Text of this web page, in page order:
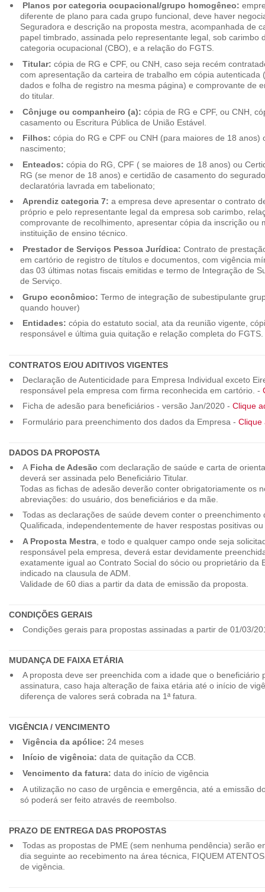
Planos por categoria ocupacional/grupo homogêneo:
diferente de plano para cada grupo funcional, deve haver
Seguradora e descrição na proposta mestra, acompanhada de
papel timbrado, assinada pelo representante legal, sob carimbo
categoria ocupacional (CBO), e a relação do FGTS.
Titular: cópia de RG e CPF, ou CNH, caso seja recém
com apresentação da carteira de trabalho em cópia autenticada
dados e folha de registro na mesma página) e comprovante de
do titular.
Cônjuge ou companheiro (a): cópia de RG e CPF, ou CNH,
casamento ou Escritura Pública de União Estável.
Filhos: cópia do RG e CPF ou CNH (para maiores de 18 anos)
nascimento;
Enteados: cópia do RG, CPF ( se maiores de 18 anos) ou
RG (se menor de 18 anos) e certidão de casamento do
declaratória lavrada em tabelionato;
Aprendiz categoria 7: a empresa deve apresentar o contrato
próprio e pelo representante legal da empresa sob carimbo,
comprovante de recolhimento, apresentar cópia da inscrição ou
instituição de ensino técnico.
Prestador de Serviços Pessoa Jurídica: Contrato de
em cartório de registro de títulos e documentos, com vigência
das 03 últimas notas fiscais emitidas e termo de Integração de
de Serviço.
Grupo econômico: Termo de integração de subestipulante
quando houver)
Entidades: cópia do estatuto social, ata da reunião vigente,
responsável e última guia quitação e relação completa do FGTS.
CONTRATOS E/OU ADITIVOS VIGENTES
Declaração de Autenticidade para Empresa Individual exceto
responsável pela empresa com firma reconhecida em cartório. -
Ficha de adesão para beneficiários - versão Jan/2020 - Clique
Formulário para preenchimento dos dados da Empresa - Clique
DADOS DA PROPOSTA
A Ficha de Adesão com declaração de saúde e carta de
deverá ser assinada pelo Beneficiário Titular.
Todas as fichas de adesão deverão conter obrigatoriamente os
abreviações: do usuário, dos beneficiários e da mãe.
Todas as declarações de saúde devem conter o preenchimento
Qualificada, independentemente de haver respostas positivas ou
A Proposta Mestra, e todo e qualquer campo onde seja
responsável pela empresa, deverá estar devidamente
exatamente igual ao Contrato Social do sócio ou proprietário da
indicado na clausula de ADM.
Validade de 60 dias a partir da data de emissão da proposta.
CONDIÇÕES GERAIS
Condições gerais para propostas assinadas a partir de 01/03/
MUDANÇA DE FAIXA ETÁRIA
A proposta deve ser preenchida com a idade que o beneficiário
assinatura, caso haja alteração de faixa etária até o início de
diferença de valores será cobrada na 1ª fatura.
VIGÊNCIA / VENCIMENTO
Vigência da apólice: 24 meses
Início de vigência: data de quitação da CCB.
Vencimento da fatura: data do início de vigência
A utilização no caso de urgência e emergência, até a emissão
só poderá ser feito através de reembolso.
PRAZO DE ENTREGA DAS PROPOSTAS
Todas as propostas de PME (sem nenhuma pendência) serão
dia seguinte ao recebimento na área técnica, FIQUEM
de vigência.